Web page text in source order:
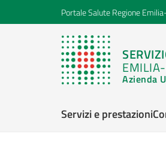
Portale Salute Regione
Azienda
Servizi e prestazioni